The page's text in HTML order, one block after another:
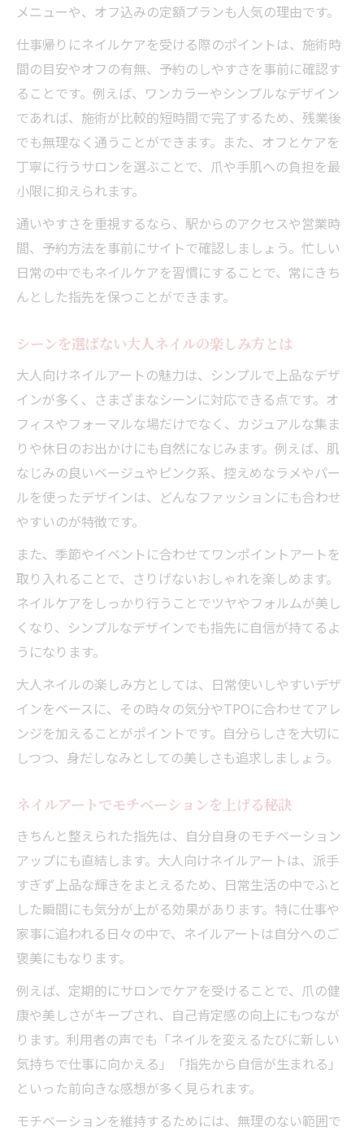
メニューや、オフ込みの定額プランも人気の理由です。
仕事帰りにネイルケアを受ける際のポイントは、施術時
間の目安やオフの有無、予約のしやすさを事前に確認す
ることです。例えば、ワンカラーやシンプルなデザイン
であれば、施術が比較的短時間で完了するため、残業後
でも無理なく通うことができます。また、オフとケアを
丁寧に行うサロンを選ぶことで、爪や手肌への負担を最
小限に抑えられます。
通いやすさを重視するなら、駅からのアクセスや営業時
間、予約方法を事前にサイトで確認しましょう。忙しい
日常の中でもネイルケアを習慣にすることで、常にきち
んとした指先を保つことができます。
シーンを選ばない大人ネイルの楽しみ方とは
大人向けネイルアートの魅力は、シンプルで上品なデザ
インが多く、さまざまなシーンに対応できる点です。オ
フィスやフォーマルな場だけでなく、カジュアルな集ま
りや休日のお出かけにも自然になじみます。例えば、肌
なじみの良いベージュやピンク系、控えめなラメやパー
ルを使ったデザインは、どんなファッションにも合わせ
やすいのが特徴です。
また、季節やイベントに合わせてワンポイントアートを
取り入れることで、さりげないおしゃれを楽しめます。
ネイルケアをしっかり行うことでツヤやフォルムが美し
くなり、シンプルなデザインでも指先に自信が持てるよ
うになります。
大人ネイルの楽しみ方としては、日常使いしやすいデザ
インをベースに、その時々の気分やTPOに合わせてアレ
ンジを加えることがポイントです。自分らしさを大切に
しつつ、身だしなみとしての美しさも追求しましょう。
ネイルアートでモチベーションを上げる秘訣
きちんと整えられた指先は、自分自身のモチベーション
アップにも直結します。大人向けネイルアートは、派手
すぎず上品な輝きをまとえるため、日常生活の中でふと
した瞬間にも気分が上がる効果があります。特に仕事や
家事に追われる日々の中で、ネイルアートは自分へのご
褒美にもなります。
例えば、定期的にサロンでケアを受けることで、爪の健
康や美しさがキープされ、自己肯定感の向上にもつなが
ります。利用者の声でも「ネイルを変えるたびに新しい
気持ちで仕事に向かえる」「指先から自信が生まれる」
といった前向きな感想が多く見られます。
モチベーションを維持するためには、無理のない範囲で